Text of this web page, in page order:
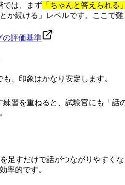
では、まず 「ちゃんと答えられる
か続ける」レベルです。ここで
の評価基準
、印象はかなり安定します。
習を重ねると、試験官にも「話
足すだけで話がつながりやすくな
率的です。